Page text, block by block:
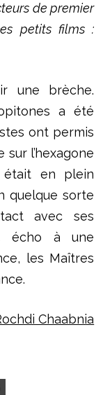
de premier
petits films :
une brèche.
a été
ont permis
sur l’hexagone
était en plein
quelque sorte
avec ses
écho à une
les Maîtres
Chaabnia